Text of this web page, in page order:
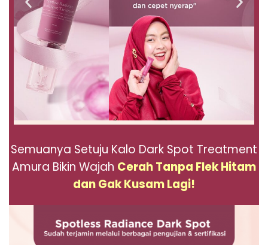
Semuanya Setuju Kalo Dark Spot Treatment
Amura Bikin Wajah Cerah Tanpa Flek Hitam
dan Gak Kusam Lagi!